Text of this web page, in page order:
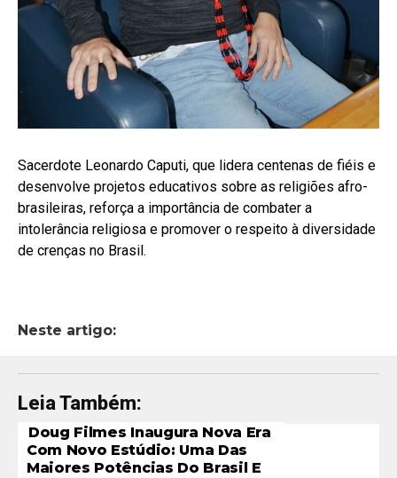
Sacerdote Leonardo Caputi, que lidera centenas de fiéis e
desenvolve projetos educativos sobre as religiões afro-
brasileiras, reforça a importância de combater a
intolerância religiosa e promover o respeito à diversidade
de crenças no Brasil.
Neste artigo:
Leia Também:
Doug Filmes Inaugura Nova Era
Com Novo Estúdio: Uma Das
Maiores Potências Do Brasil E